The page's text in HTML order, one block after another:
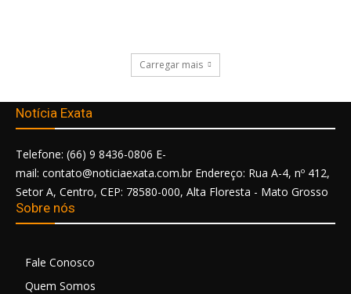
Carregar mais
Notícia Exata
Telefone: (66) 9 8436-0806 E-
mail: contato@noticiaexata.com.br Endereço: Rua A-4, nº 412,
Setor A, Centro, CEP: 78580-000, Alta Floresta - Mato Grosso
Sobre nós
Fale Conosco
Quem Somos